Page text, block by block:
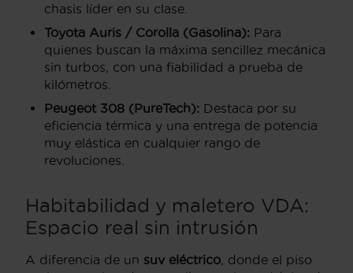
chasis líder en su clase.
Toyota Auris / Corolla (Gasolina): Para
quienes buscan la máxima sencillez mecánica
sin turbos, con una fiabilidad a prueba de
kilómetros.
Peugeot 308 (PureTech): Destaca por su
eficiencia térmica y una entrega de potencia
muy elástica en cualquier rango de
revoluciones.
Habitabilidad y maletero VDA:
Espacio real sin intrusión
A diferencia de un suv eléctrico , donde el piso